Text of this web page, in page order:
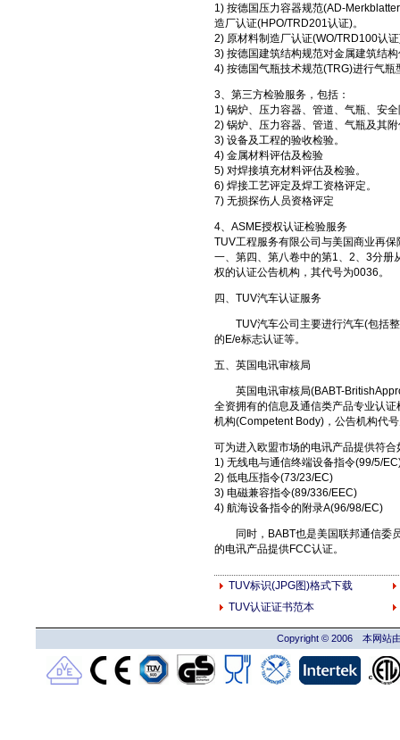
1) 按德国压力容器规范(AD-
造厂认证(HPO/TRD201认证)。
2) 原材料制造厂认证(WO/TRD100认
3) 按德国建筑结构规范对金属建筑结
4) 按德国气瓶技术规范(TRG)进行气瓶
3、第三方检验服务，包括：
1) 锅炉、压力容器、管道、气瓶、安
2) 锅炉、压力容器、管道、气瓶及其
3) 设备及工程的验收检验。
4) 金属材料评估及检验
5) 对焊接填充材料评估及检验。
6) 焊接工艺评定及焊工资格评定。
7) 无损探伤人员资格评定
4、ASME授权认证检验服务
TUV工程服务有限公司与美国商业再
一、第四、第八卷中的第1、2、3分册
权的认证公告机构，其代号为0036。
四、TUV汽车认证服务
TUV汽车公司主要进行汽车(包括整
的E/e标志认证等。
五、英国电讯审核局
英国电讯审核局(BABT-
全资拥有的信息及通信类产品专业认
机构(Competent Body)，公告机构代
可为进入欧盟市场的电讯产品提供符
1) 无线电与通信终端设备指令(99/5/
2) 低电压指令(73/23/EC)
3) 电磁兼容指令(89/336/EEC)
4) 航海设备指令的附录A(96/98/EC)
同时，BABT也是美国联邦通信委员
的电讯产品提供FCC认证。
TUV标识(JPG图)格式下载
TUV认证证书范本
Copyright © 2006 本网站